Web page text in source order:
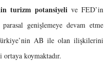
turizm potansiyeli ve FED’in
genişlemeye devam etme
AB ile olan ilişkilerini
koymaktadır.